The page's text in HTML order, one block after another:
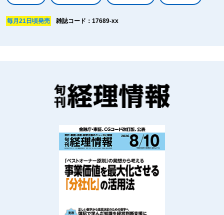
毎月21日頃発売 雑誌コード：17689-xx